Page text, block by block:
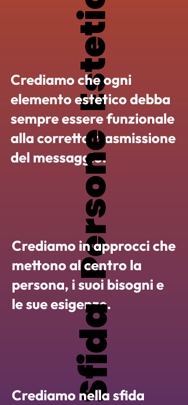
Estetica
Estetica
Crediamo che ogni
elemento estetico debba
sempre essere funzionale
alla corretta trasmissione
del messaggio.
Persone
Persone
Crediamo in approcci che
mettono al centro la
persona, i suoi bisogni e
le sue esigenze.
Sfida
Sfida
Crediamo nella sfida